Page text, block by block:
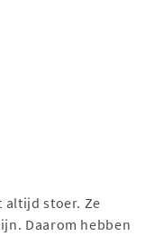
altijd stoer. Ze
Daarom hebben